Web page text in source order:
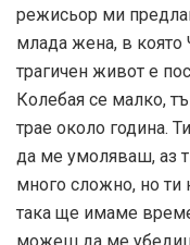
режисьор ми
млада жена, в
трагичен живот е
Колебая се малко,
трае около година.
да ме умоляваш, аз
много сложно, но ти
така ще имаме